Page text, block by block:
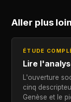
Aller plus loin
ÉTUDE
Lire
L'ouverture
cinq
Genèse et le